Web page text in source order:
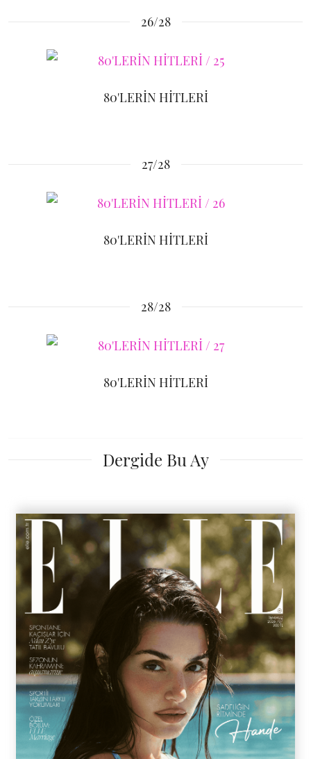
26/28
80'LERİN HİTLERİ
27/28
80'LERİN HİTLERİ
28/28
80'LERİN HİTLERİ
Dergide Bu Ay